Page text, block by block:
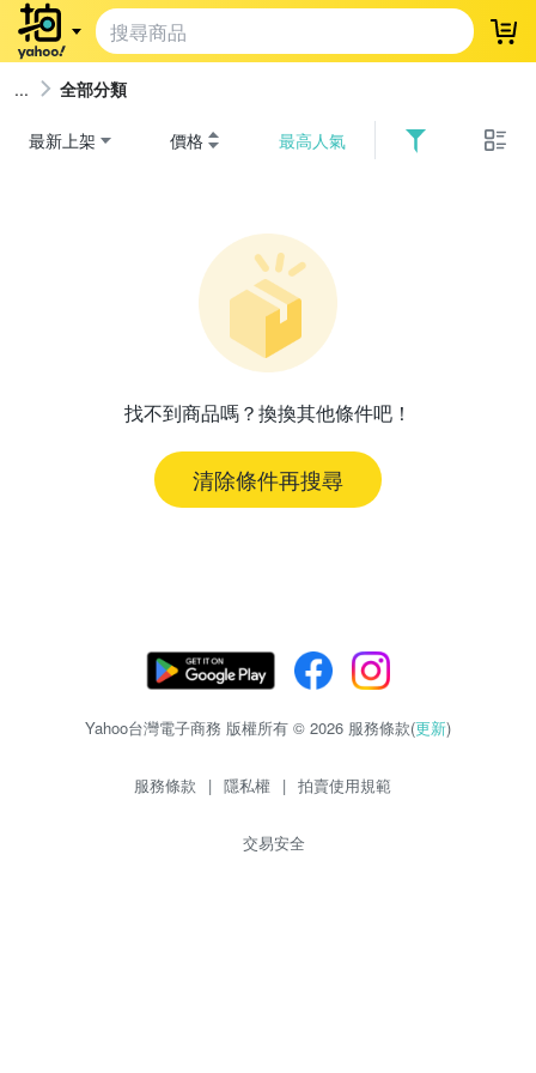
登
全部分類
最新上架 價格 最高人氣
找不到商品嗎？換換其他條件吧！
清除條件再搜尋
Yahoo台灣電子商務 版權所有 © 2026 服務條款(更新)
服務條款 | 隱私權 | 拍賣使用規範
交易安全